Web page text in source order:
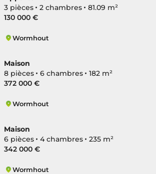
3 pièces
2 chambres
81.09 m²
130 000 €
Wormhout
Maison
8 pièces
6 chambres
182 m²
372 000 €
Wormhout
Maison
6 pièces
4 chambres
235 m²
342 000 €
Wormhout